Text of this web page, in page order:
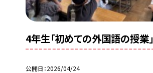
4年生「初めての外国語の授業」
公開日 2026/04/24